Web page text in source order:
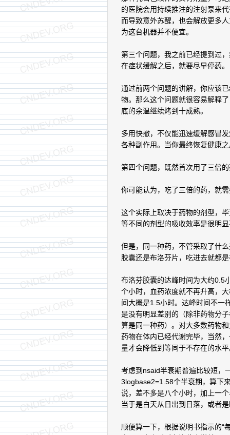
的医院会用持续推注的注射泵来
而导致意外苏醒，也会解放更多
为这台机器并不便宜。
第三个问题，我之前已经提到过
在症状缓解之后，就要尽早停药。
通过前两个问题的讲解，你应该
物。那么这个问题就很容易解释
底的余温继续烤到十成熟。
多用快撤，不仅能迅速缓解感冒
各种副作用。当你最终恢复健康
第四个问题，既然首次用了三倍
你可能认为，吃了三倍的药，就
这个实际上取决于药物的剂型，
等不同的剂型的吸收效率是很明
但是，同一种药，不管采取了什
胶囊还是布洛芬片，吃进去就都
布洛芬胶囊的达峰时间为大约0.5
个小时，血药浓度就不再升高，
间大概是1.5小时。达峰时间不一
是没有明显差别的（除非药物分
算是同一种药）。对大多数药物
药物在体内已经代谢完毕，当然
量才会降低到等同于不存在的水
考虑到nsaid半衰期普遍比较短，
3logbase2=1.58个半衰期，算下
说，差不多是八个小时，加上一
当于是白天从日出到日落，或者
顺便算一下，根据说明书指示的“